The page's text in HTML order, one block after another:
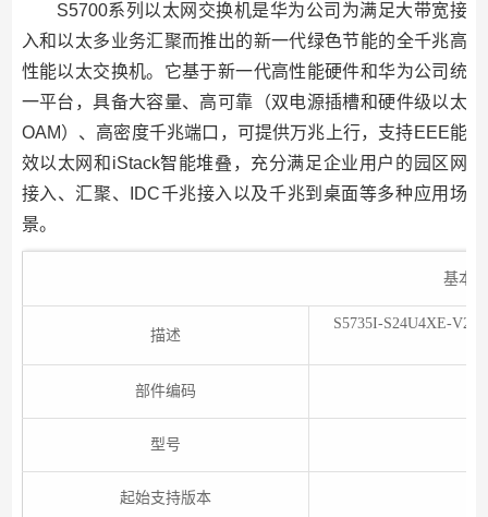
S5700系列以太网交换机是华为公司为满足大带宽接
入和以太多业务汇聚而推出的新一代绿色节能的全千兆高
性能以太交换机。它基于新一代高性能硬件和华为公司统
一平台，具备大容量、高可靠（双电源插槽和硬件级以太
OAM）、高密度千兆端口，可提供万兆上行，支持EEE能
效以太网和iStack智能堆叠，充分满足企业用户的园区网
接入、汇聚、IDC千兆接入以及千兆到桌面等多种应用场
景。
基本
描述
S5735I-S24U4XE-
部件编码
型号
起始支持版本